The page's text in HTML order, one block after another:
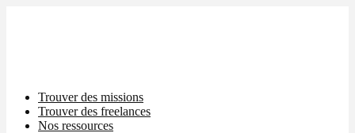
Trouver des missions
Trouver des freelances
Nos ressources